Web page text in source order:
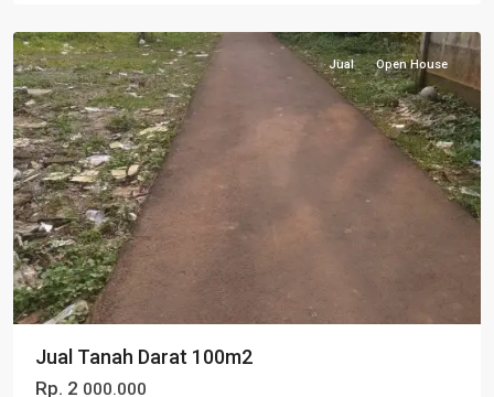
Jual Open House
Jual Tanah Darat 100m2
Rp. 2 000.000